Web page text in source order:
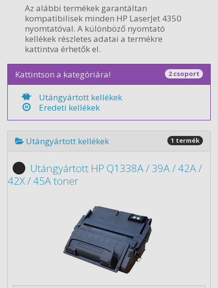
Az alábbi termékek garantáltan
kompatibilisek minden HP LaserJet 4350
nyomtatóval. A különböző nyomtató
kellékek részletes adatai a termékre
kattintva érhetők el.
Kattintson a kategóriára! 2 csoport
Utángyártott kellékek
Eredeti kellékek
Utángyártott kellékek 1 termék
Utángyártott HP Q1338A / 39A / 42A /
42X / 45A toner